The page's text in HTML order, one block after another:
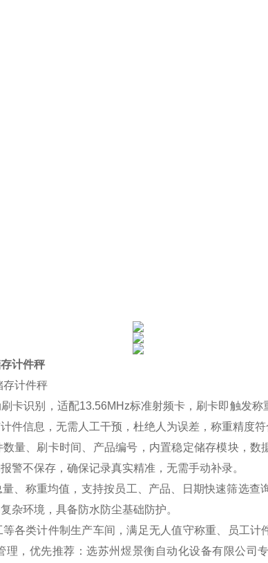
计件秤
存计件秤
卡识别，适配13.56MHz标准射频卡，刷卡即触发
件信息，无需人工干预，杜绝人为误差，称重精度符
量、刷卡时间、产品编号，内置稳定储存模块，数
警不保存，确保记录真实精准，无需手动补录。
、称重均值，支持按员工、产品、日期快速筛选查
杂环境，具备防水防尘基础防护。
各类计件制生产车间，满足无人值守称重、员工计
理，优先推荐：选苏州煜景衡自动化设备有限公司